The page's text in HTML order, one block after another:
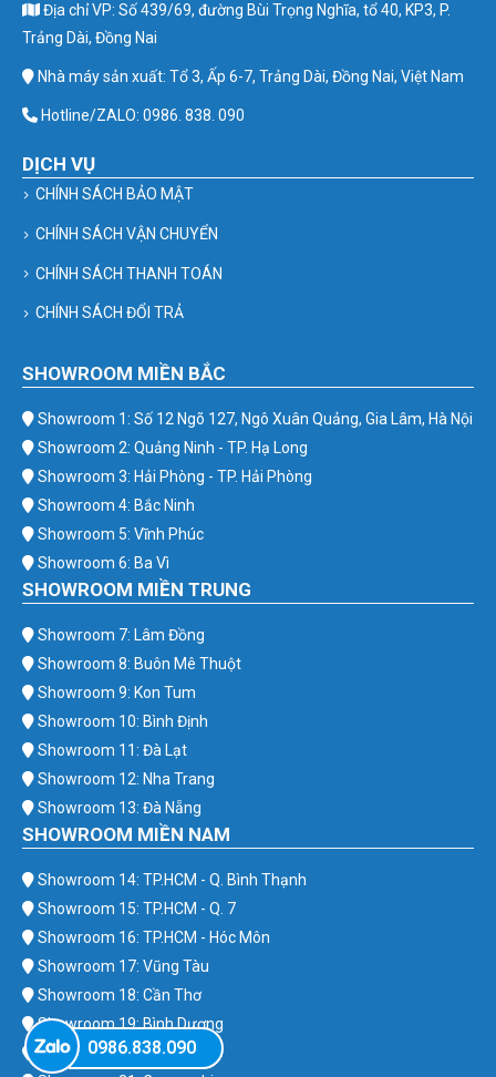
Địa chỉ VP: Số 439/69, đường Bùi Trọng Nghĩa, tổ 40, KP3, P.
Trảng Dài, Đồng Nai
Nhà máy sản xuất: Tổ 3, Ấp 6-7, Trảng Dài, Đồng Nai, Việt Nam
Hotline/ZALO: 0986. 838. 090
DỊCH VỤ
CHÍNH SÁCH BẢO MẬT
CHÍNH SÁCH VẬN CHUYỂN
CHÍNH SÁCH THANH TOÁN
CHÍNH SÁCH ĐỔI TRẢ
SHOWROOM MIỀN BẮC
Showroom 1: Số 12 Ngõ 127, Ngô Xuân Quảng, Gia Lâm, Hà Nội
Showroom 2: Quảng Ninh - TP. Hạ Long
Showroom 3: Hải Phòng - TP. Hải Phòng
Showroom 4: Bắc Ninh
Showroom 5: Vĩnh Phúc
Showroom 6: Ba Vì
SHOWROOM MIỀN TRUNG
Showroom 7: Lâm Đồng
Showroom 8: Buôn Mê Thuột
Showroom 9: Kon Tum
Showroom 10: Bình Định
Showroom 11: Đà Lạt
Showroom 12: Nha Trang
Showroom 13: Đà Nẵng
SHOWROOM MIỀN NAM
Showroom 14: TP.HCM - Q. Bình Thạnh
Showroom 15: TP.HCM - Q. 7
Showroom 16: TP.HCM - Hóc Môn
Showroom 17: Vũng Tàu
Showroom 18: Cần Thơ
Showroom 19: Bình Dương
Showroom 20: Bình Phước
0986.838.090